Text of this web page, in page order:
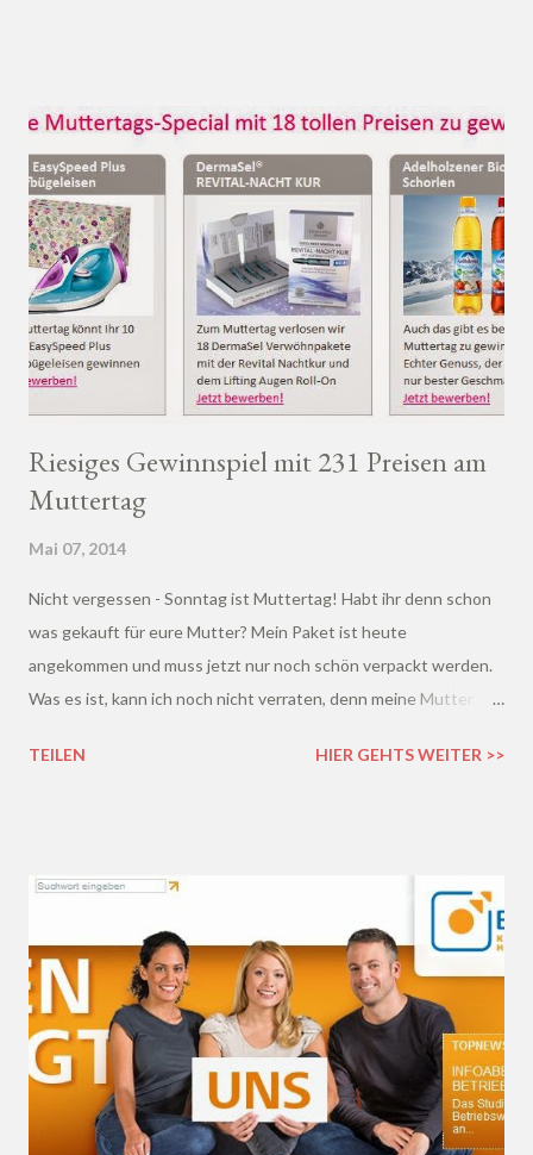
Riesiges Gewinnspiel mit 231 Preisen am
Muttertag
Mai 07, 2014
Nicht vergessen - Sonntag ist Muttertag! Habt ihr denn schon
was gekauft für eure Mutter? Mein Paket ist heute
angekommen und muss jetzt nur noch schön verpackt werden.
Was es ist, kann ich noch nicht verraten, denn meine Mutter
nicht nur unsere Mütter Geschenke, denn auch wir werden von
TEILEN HIER GEHTS WEITER >>